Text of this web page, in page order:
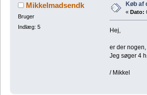
Mikkelmadsendk
Bruger
Indlæg: 5
Køb af
« Dato:
Hej,
er der
Jeg søger 4
/ Mikkel